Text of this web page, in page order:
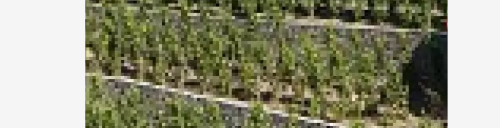
19:00
01:00
06 août 2026
Artisanat Chant / Chanson
Oenologie
Produits du terroir
Festival Arts et Vigne
2026 - programme du
jeudi 6 août et NUIT DES
CABANONS
Châtillon-en-Diois